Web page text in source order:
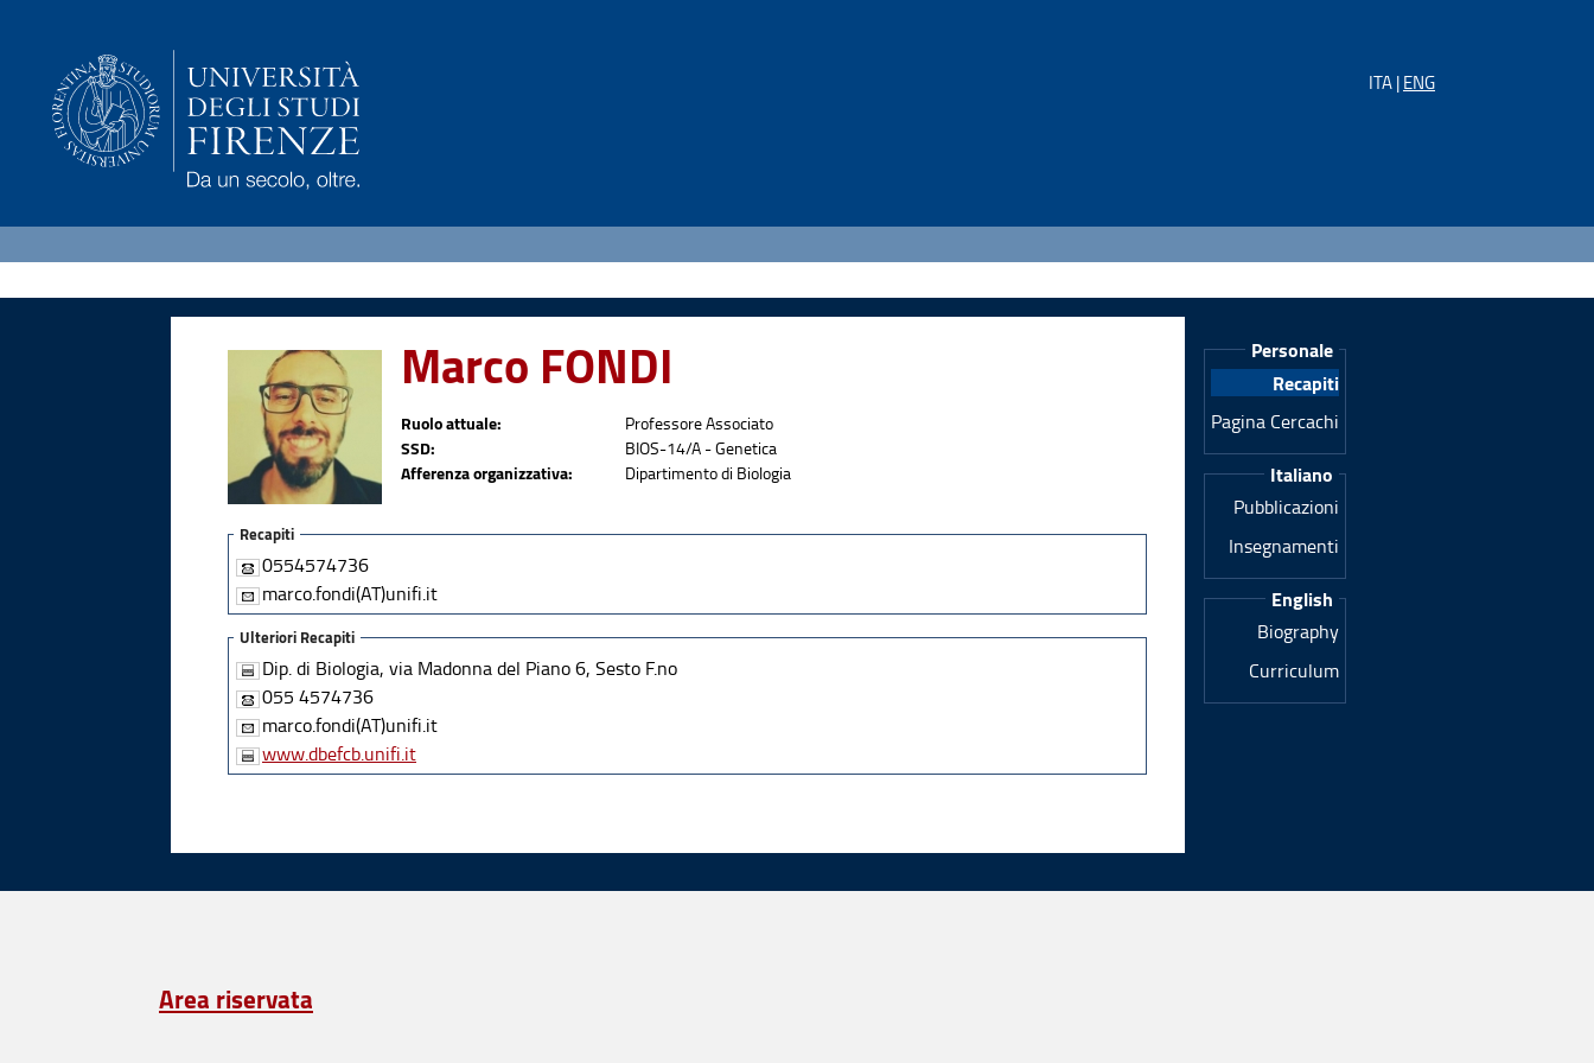
ITA |ENG
Personale
Recapiti
Pagina Cercachi
Italiano
Pubblicazioni
Insegnamenti
English
Biography
Curriculum
Marco FONDI
Ruolo attuale: Professore Associato
SSD: BIOS-14/A - Genetica
Afferenza organizzativa: Dipartimento di Biologia
Recapiti
0554574736
marco.fondi(AT)unifi.it
Ulteriori Recapiti
Dip. di Biologia, via Madonna del Piano 6, Sesto F.no
055 4574736
marco.fondi(AT)unifi.it
www.dbefcb.unifi.it
Area riservata